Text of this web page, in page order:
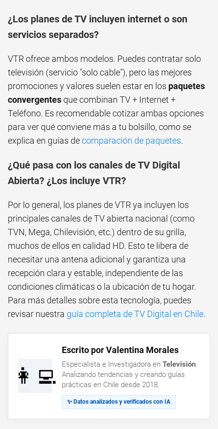
¿Los planes de TV incluyen internet o son
servicios separados?
VTR ofrece ambos modelos. Puedes contratar solo
televisión (servicio "solo cable"), pero las mejores
promociones y valores suelen estar en los paquetes
convergentes que combinan TV + Internet +
Teléfono. Es recomendable cotizar ambas opciones
para ver qué conviene más a tu bolsillo, como se
explica en guías decomparación de paquetes.
¿Qué pasa con los canales de TV Digital
Abierta? ¿Los incluye VTR?
Por lo general, los planes de VTR ya incluyen los
principales canales de TV abierta nacional (como
TVN, Mega, Chilevisión, etc.) dentro de su grilla,
muchos de ellos en calidad HD. Esto te libera de
necesitar una antena adicional y garantiza una
recepción clara y estable, independiente de las
condiciones climáticas o la ubicación de tu hogar.
Para más detalles sobre esta tecnología, puedes
revisar nuestra guía completa de TV Digital en Chile.
👩‍💻
Escrito por Valentina Morales
Especialista e Investigadora en Televisión.
Analizando tendencias y creando guías
prácticas en Chile desde 2018.
✨ Datos analizados y verificados con IA